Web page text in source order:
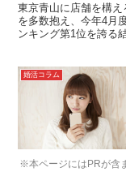
東京青山に店舗を構
を多数抱え、今年4月
ンキング第1位を誇る
ティブ会員に特化し
い」……そう考えてき
カウンセラーである
※本ページにはPRが含
婚活コラム